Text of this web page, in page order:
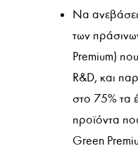
Να
των
Premium)
R&D, και
στο 75% τα
προϊόντα
Green